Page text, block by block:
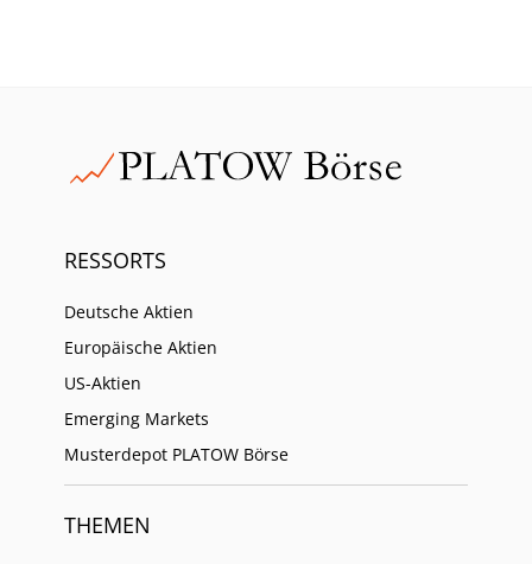
RESSORTS
Deutsche Aktien
Europäische Aktien
US-Aktien
Emerging Markets
Musterdepot PLATOW Börse
THEMEN